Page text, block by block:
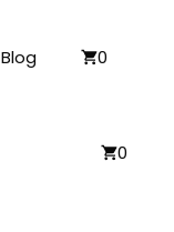
Blog 0
0